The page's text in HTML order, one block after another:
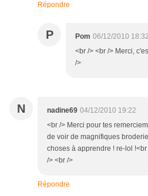
Répondre
P Pom 06/12/2010 18:32
<br /> <br /> Merci,
/>
N nadine69 04/12/2010 19:22
<br /> Merci pour tes
de voir de magnifiques
choses à apprendre ! re-lol
/> <br />
Répondre